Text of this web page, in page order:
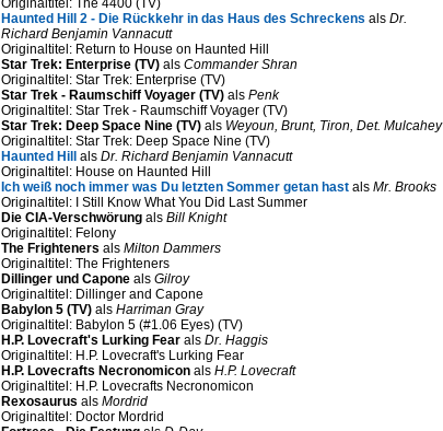
Originaltitel: The 4400 (TV)
Haunted Hill 2 - Die Rückkehr in das Haus des Schreckens als Dr.
Richard Benjamin Vannacutt
Originaltitel: Return to House on Haunted Hill
Star Trek: Enterprise (TV) als Commander Shran
Originaltitel: Star Trek: Enterprise (TV)
Star Trek - Raumschiff Voyager (TV) als Penk
Originaltitel: Star Trek - Raumschiff Voyager (TV)
Star Trek: Deep Space Nine (TV) als Weyoun, Brunt, Tiron, Det. Mulcahey
Originaltitel: Star Trek: Deep Space Nine (TV)
Haunted Hill als Dr. Richard Benjamin Vannacutt
Originaltitel: House on Haunted Hill
Ich weiß noch immer was Du letzten Sommer getan hast als Mr. Brooks
Originaltitel: I Still Know What You Did Last Summer
Die CIA-Verschwörung als Bill Knight
Originaltitel: Felony
The Frighteners als Milton Dammers
Originaltitel: The Frighteners
Dillinger und Capone als Gilroy
Originaltitel: Dillinger and Capone
Babylon 5 (TV) als Harriman Gray
Originaltitel: Babylon 5 (#1.06 Eyes) (TV)
H.P. Lovecraft's Lurking Fear als Dr. Haggis
Originaltitel: H.P. Lovecraft's Lurking Fear
H.P. Lovecrafts Necronomicon als H.P. Lovecraft
Originaltitel: H.P. Lovecrafts Necronomicon
Rexosaurus als Mordrid
Originaltitel: Doctor Mordrid